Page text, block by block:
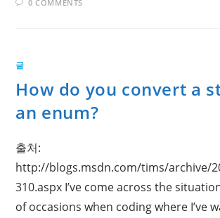
0 COMMENTS
글
How do you convert a
an enum?
출처:
http://blogs.msdn.com/tims/archive/
310.aspx I’ve come across the
of occasions when coding where I’ve